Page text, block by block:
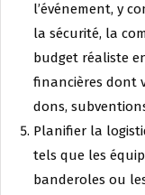
l’événement, y
la sécurité, la
budget réaliste
financières dont
dons,
Planifier la
tels que les
banderoles ou